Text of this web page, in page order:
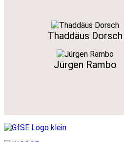
Thaddäus Dorsch
Jürgen Rambo